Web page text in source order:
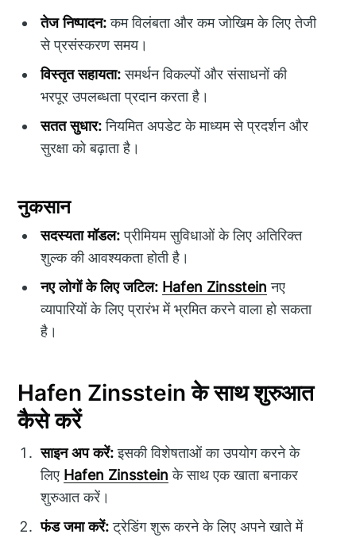
तेज निष्पादन:कम विलंबता और कम जोखिम के लिए तेजी
से प्रसंस्करण समय।
विस्तृत सहायता:समर्थन विकल्पों और संसाधनों की
भरपूर उपलब्धता प्रदान करता है।
सतत सुधार:नियमित अपडेट के माध्यम से प्रदर्शन और
सुरक्षा को बढ़ाता है।
नुकसान
सदस्यता मॉडल:प्रीमियम सुविधाओं के लिए अतिरिक्त
शुल्क की आवश्यकता होती है।
नए लोगों के लिए जटिल: Hafen Zinsstein नए
व्यापारियों के लिए प्रारंभ में भ्रमित करने वाला हो सकता
है।
Hafen Zinsstein के साथ शुरुआत
कैसे करें
साइन अप करें:इसकी विशेषताओं का उपयोग करने के
लिए Hafen Zinsstein के साथ एक खाता बनाकर
शुरुआत करें।
फंड जमा करें:ट्रेडिंग शुरू करने के लिए अपने खाते में